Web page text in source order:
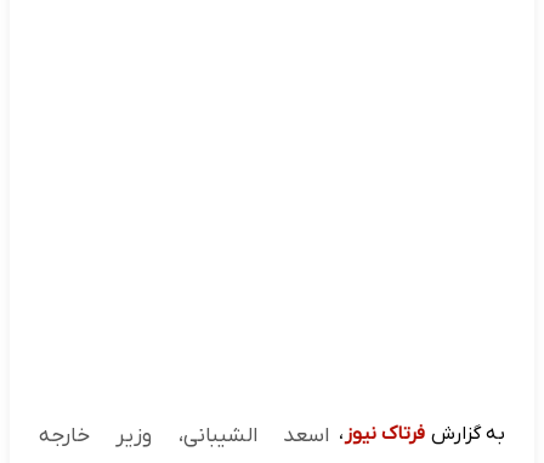
به گزارش فرتاک نیوز ، اسعد الشیبانی، وزیر خارجه